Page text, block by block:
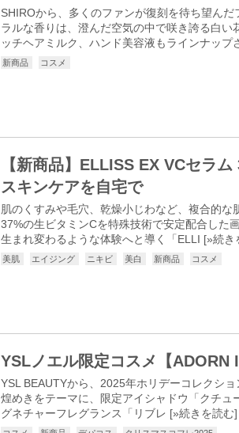
SHIROから、多くのファンが復刻を待ち望ん
ラルな香りは、澄んだ空気の中で咲き誇る白
ッチヘアミルク、ハンド美容液もラインナップ
新商品 コスメ
【新商品】ELLISS EX VCセラ
スキンケアを自宅で
肌のくすみや毛穴、乾燥小じわなど、複合的
37%の生ビタミンCを特殊技術で安定配合した
生まれ変わるような体験へと導く「ELLI [»続き
美肌 エイジング ニキビ 美白 新商品 コスメ
YSLノエル限定コスメ【ADORN
YSL BEAUTYから、2025年ホリデーコレクシ
煌めきをテーマに、限定アイシャドウ「クチ
グネチャーフレグランス「リブレ [»続きを読む]